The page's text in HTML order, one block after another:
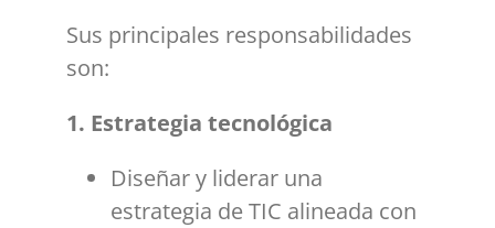
Sus principales responsabilidades
son:
1. Estrategia tecnológica
Diseñar y liderar una
estrategia de TIC alineada con